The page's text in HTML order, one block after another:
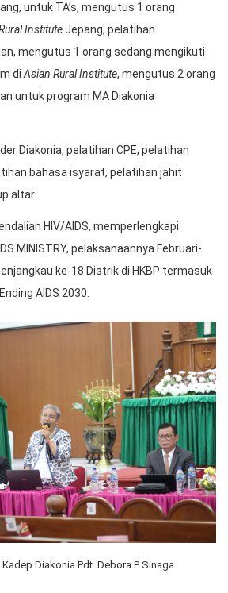
untuk TA’s, mengutus 1 orang
InstituteJepang, pelatihan
mengutus 1 orang sedang mengikuti
di Asian Rural Institute, mengutus 2 orang
untuk program MA Diakonia
Diakonia, pelatihan CPE, pelatihan
bahasa isyarat, pelatihan jahit
altar.
HIV/AIDS, memperlengkapi
MINISTRY, pelaksanaannya Februari-
ke-18 Distrik di HKBP termasuk
AIDS 2030.
Diakonia Pdt. Debora P Sinaga